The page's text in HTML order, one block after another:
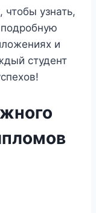
, чтобы узнать,
подробную
и
студент